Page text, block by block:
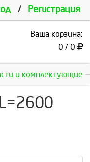
/ Регистрация
Ваша корзина:
0 / 0
и комплектующие